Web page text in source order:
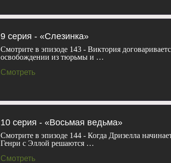
9 серия - «Слезинка»
Смотрите в эпизоде 143 - Виктория
освобождении из тюрьмы и …
Смотреть
10 серия - «Восьмая ведьма»
Смотрите в эпизоде 144 - Когда Дризелла
Генри с Эллой решаются …
Смотреть